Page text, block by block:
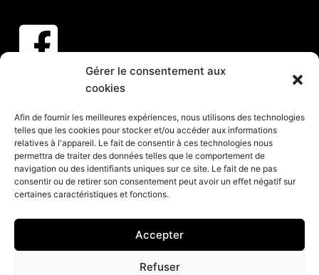
Gérer le consentement aux
cookies
Afin de fournir les meilleures expériences, nous utilisons des technologies
telles que les cookies pour stocker et/ou accéder aux informations
relatives à l'appareil. Le fait de consentir à ces technologies nous
permettra de traiter des données telles que le comportement de
navigation ou des identifiants uniques sur ce site. Le fait de ne pas
consentir ou de retirer son consentement peut avoir un effet négatif sur
certaines caractéristiques et fonctions.
Accepter
Refuser
Abonnez-vous à nos infolettres
Services
Spectacles et animation pour vos partys de Noël
Spectacles pour événements corporatifs
Groupes de musique pour événements
Organisation d’événements corporatifs